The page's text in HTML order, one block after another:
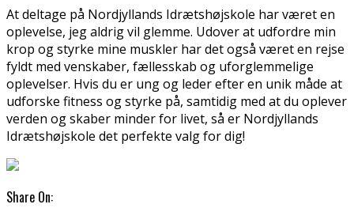
At deltage på Nordjyllands Idrætshøjskole har været en
oplevelse, jeg aldrig vil glemme. Udover at udfordre min
krop og styrke mine muskler har det også været en rejse
fyldt med venskaber, fællesskab og uforglemmelige
oplevelser. Hvis du er ung og leder efter en unik måde at
udforske fitness og styrke på, samtidig med at du oplever
verden og skaber minder for livet, så er Nordjyllands
Idrætshøjskole det perfekte valg for dig!
Share On: